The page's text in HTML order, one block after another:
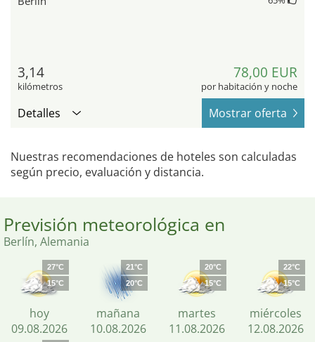
3,14
kilómetros
78,00 EUR
por habitación y noche
Detalles Mostrar oferta
Nuestras recomendaciones de hoteles son calculadas
según precio, evaluación y distancia.
Previsión meteorológica en
Berlín, Alemania
27°C
15°C
hoy
09.08.2026
21°C
20°C
mañana
10.08.2026
20°C
15°C
martes
11.08.2026
22°C
15°C
miércoles
12.08.2026